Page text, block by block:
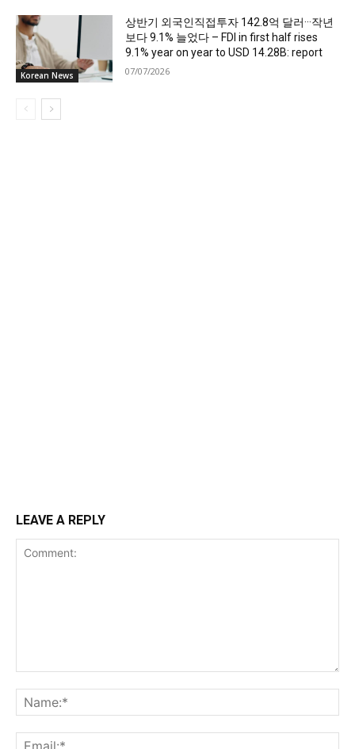
Korean News
상반기 외국인직접투자 142.8억 달러···작년
보다 9.1% 늘었다 – FDI in first half rises
9.1% year on year to USD 14.28B: report
07/07/2026
LEAVE A REPLY